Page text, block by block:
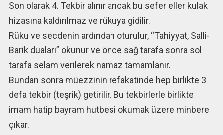
Son olarak 4. Tekbir alınır ancak bu sefer eller kulak
hizasına kaldırılmaz ve rükuya gidilir.
Rüku ve secdenin ardından oturulur, “Tahiyyat, Salli-
Barik duaları” okunur ve önce sağ tarafa sonra sol
tarafa selam verilerek namaz tamamlanır.
Bundan sonra müezzinin refakatinde hep birlikte 3
defa tekbir (teşrik) getirilir. Bu tekbirlerle birlikte
imam hatip bayram hutbesi okumak üzere minbere
çıkar.